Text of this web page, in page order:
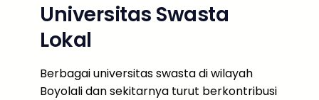
Universitas Swasta
Lokal
Berbagai universitas swasta di wilayah
Boyolali dan sekitarnya turut berkontribusi